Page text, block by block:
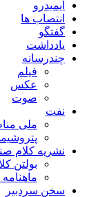
ایمیدرو
انتصاب ها
گفتگو
یادداشت
چندرسانه
فیلم
عکس
صوت
نفت
ملی
نشریه کلام
بولتن
سخن سردبیر